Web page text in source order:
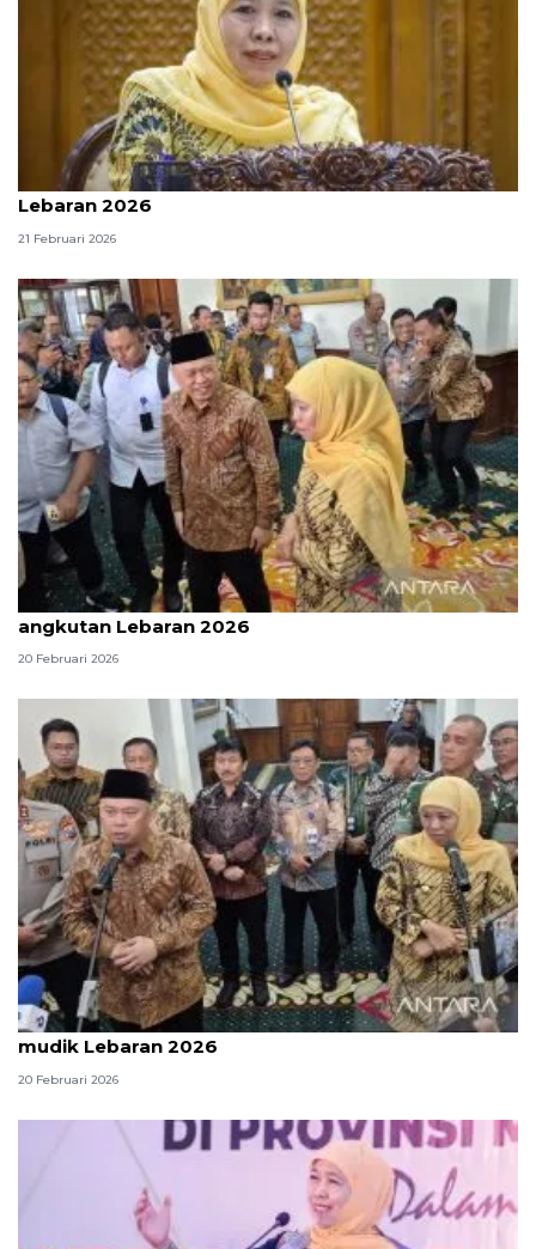
Khofifah pastikan kesiapan Jatim gelar angkutan
Lebaran 2026
21 Februari 2026
Menhub-Gubernur Jatim koordinasi kesiapan
angkutan Lebaran 2026
20 Februari 2026
Menhub prediksi sekitar 144 juta orang lakukan
mudik Lebaran 2026
20 Februari 2026